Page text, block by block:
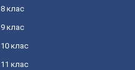
8 клас
9 клас
10 клас
11 клас